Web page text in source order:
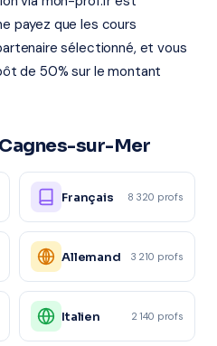
payez que les cours
sélectionné, et vous
de 50% sur le montant
sur-Mer
Français 8 320 profs
Allemand 3 210 profs
Italien 2 140 profs